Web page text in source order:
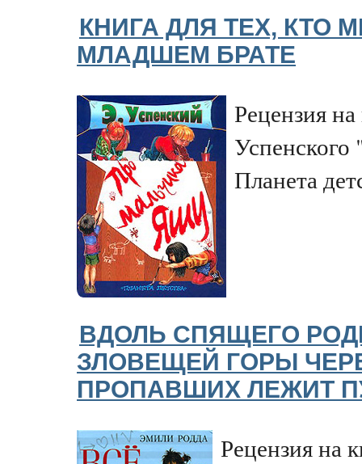
КНИГА ДЛЯ ТЕХ, КТО
МЛАДШЕМ БРАТЕ
Рецензия
Планета
ВДОЛЬ СПЯЩЕГО
ЗЛОВЕЩЕЙ ГОРЫ
ПРОПАВШИХ ЛЕЖИТ
Рецензия на